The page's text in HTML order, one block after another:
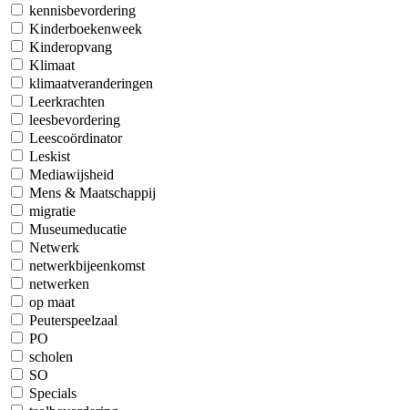
kennisbevordering
Kinderboekenweek
Kinderopvang
Klimaat
klimaatveranderingen
Leerkrachten
leesbevordering
Leescoördinator
Leskist
Mediawijsheid
Mens & Maatschappij
migratie
Museumeducatie
Netwerk
netwerkbijeenkomst
netwerken
op maat
Peuterspeelzaal
PO
scholen
SO
Specials